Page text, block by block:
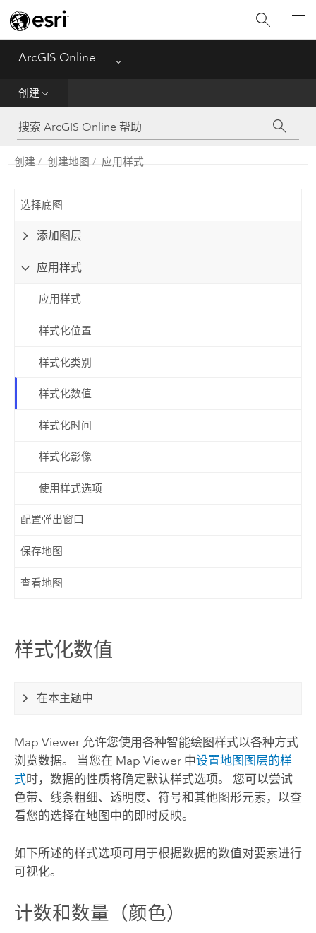
ArcGIS Online Menu
创建
入门
创建
分析
共享
管理数据
管理
参考
创建 创建地图 应用样式
选择底图
添加图层
应用样式
应用样式
样式化位置
样式化类别
样式化数值
样式化时间
样式化影像
使用样式选项
配置弹出窗口
保存地图
查看地图
样式化数值
在本主题中
Map Viewer允许您使用各种智能绘图样式以各种方式
浏览数据。 当您在 Map Viewer中设置地图图层的样
式时，数据的性质将确定默认样式选项。 您可以尝试
色带、线条粗细、透明度、符号和其他图形元素，以查
看您的选择在地图中的即时反映。
如下所述的样式选项可用于根据数据的数值对要素进行
可视化。
计数和数量（颜色）